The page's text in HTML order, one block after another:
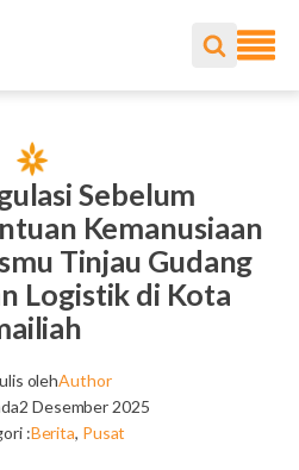
Sebelum
Kemanusiaan
Tinjau Gudang
Logistik di Kota
olehAuthor
2 Desember 2025
:Berita, Pusat